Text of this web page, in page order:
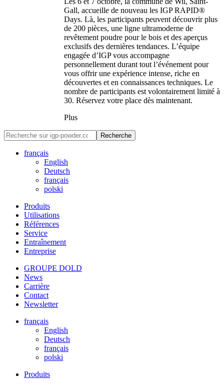
Gall, accueille de nouveau les IGP RAPID®
Days. Là, les participants peuvent découvrir plus
de 200 pièces, une ligne ultramoderne de
revêtement poudre pour le bois et des aperçus
exclusifs des dernières tendances. L’équipe
engagée d’IGP vous accompagne
personnellement durant tout l’événement pour
vous offrir une expérience intense, riche en
découvertes et en connaissances techniques. Le
nombre de participants est volontairement limité à
30. Réservez votre place dès maintenant.
Plus
Recherche
français
English
Deutsch
français
polski
Produits
Utilisations
Références
Service
Entraînement
Entreprise
GROUPE DOLD
News
Carrière
Contact
Newsletter
français
English
Deutsch
français
polski
Produits